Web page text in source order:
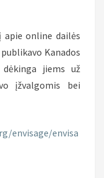
apie online dailės
Kanados
jiems už
įžvalgomis bei
envisage/envisa